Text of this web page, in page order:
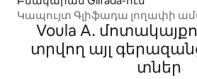
Կապույտ Գլիֆադա լողափի
Voula A․
տրվող այլ
տներ